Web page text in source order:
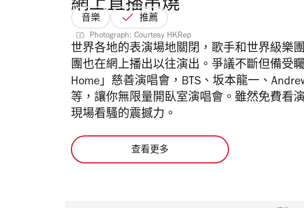
網上直播串燒
音樂 推薦
Photograph: Courtesy HKRep
世界各地的表演場地關閉，歌手和世界級樂
團也在網上播出以往演出。爭議不斷但備受
Home」慈善演唱會，BTS、坂本龍一、
等，讓你無限量開臥室演唱會。雖然免費看
現場看騷的震撼力。
查看更多